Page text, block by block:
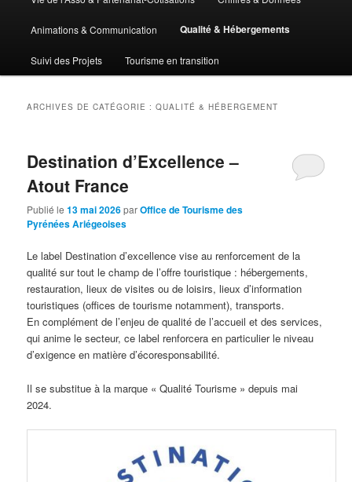
Animations & Communication Qualité & Hébergements
Suivi des Projets Tourisme en transition
ARCHIVES DE CATÉGORIE :QUALITÉ & HÉBERGEMENT
Destination d’Excellence –
Atout France
Publié le13 mai 2026parOffice de Tourisme des
Pyrénées Ariégeoises
Le label Destination d’excellence vise au renforcement de la
qualité sur tout le champ de l’offre touristique : hébergements,
restauration, lieux de visites ou de loisirs, lieux d’information
touristiques (offices de tourisme notamment), transports.
En complément de l’enjeu de qualité de l’accueil et des services,
qui anime le secteur, ce label renforcera en particulier le niveau
d’exigence en matière d’écoresponsabilité.
Il se substitue à la marque « Qualité Tourisme » depuis mai
2024.